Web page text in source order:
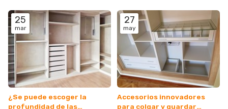
25
mar
¿Se puede escoger la
profundidad de las
27
may
Accesorios innovadores
para colgar y guardar